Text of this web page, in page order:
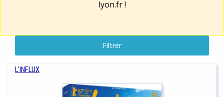
lyon.fr!
Filtrer
L'INFLUX